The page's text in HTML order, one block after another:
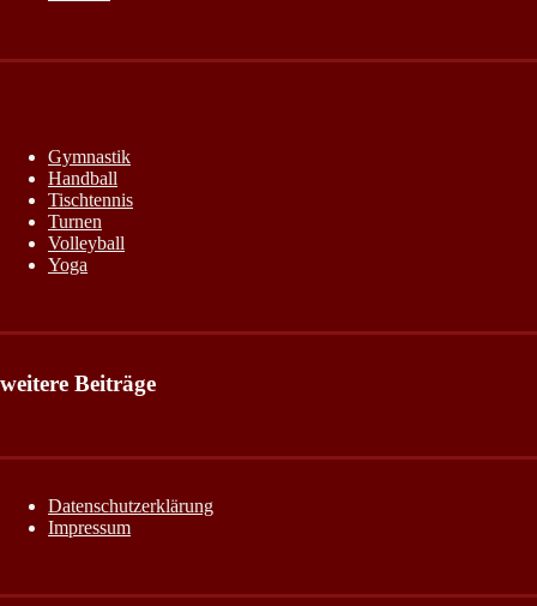
Gymnastik
Handball
Tischtennis
Turnen
Volleyball
Yoga
weitere Beiträge
Datenschutzerklärung
Impressum